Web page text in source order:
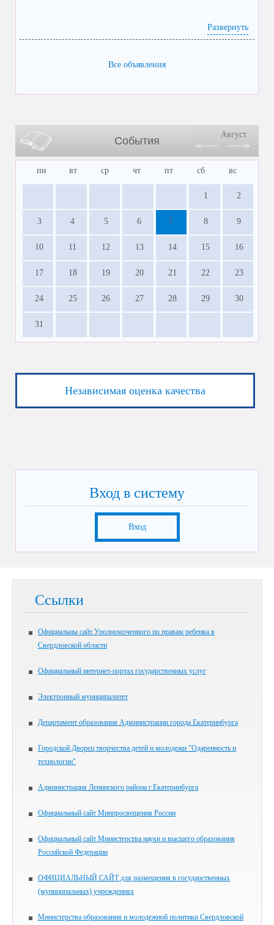
Развернуть
Все объявления
События
Август
пн вт ср чт пт сб вс
1 2
3 4 5 6 7 8 9
10 11 12 13 14 15 16
17 18 19 20 21 22 23
24 25 26 27 28 29 30
31
Независимая оценка качества
Вход в систему
Вход
Ссылки
Официальны сайт Уполномоченного по правам ребенка в
Свердловской области
Официальный интернет-портал государственных услуг
Электронный муниципалитет
Департамент образования Администрации города Екатеринбурга
Городской Дворец творчества детей и молодежи "Одаренность и
технологии"
Администрация Ленинского района г.Екатеринбурга
Официальный сайт Минпросвещения России
Официальный сайт Министерства науки и высшего образования
Российской Федерации
ОФИЦИАЛЬНЫЙ САЙТ для размещения в государственных
(муниципальных) учреждениях
Министерства образования и молодежной политики Свердловской